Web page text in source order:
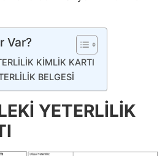
Var?
KİMLİK KARTI
BELGESİ
YETERLİLİK